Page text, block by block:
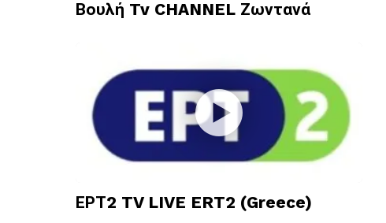
Βουλή Tv CHANNEL Ζωντανά
ΕΡΤ2 TV LIVE ERT2 (Greece)